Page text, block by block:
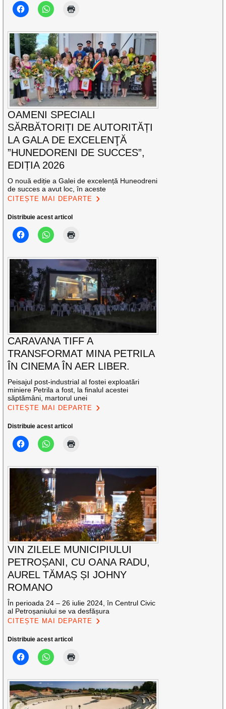
OAMENI SPECIALI
SĂRBĂTORIȚI DE AUTORITĂȚI
LA GALA DE EXCELENŢĂ
”HUNEDORENI DE SUCCES”,
EDIȚIA 2026
O nouă ediție a Galei de excelență Huneodreni
de succes a avut loc, în aceste
CITEȘTE MAI DEPARTE
Distribuie acest articol
CARAVANA TIFF A
TRANSFORMAT MINA PETRILA
ÎN CINEMA ÎN AER LIBER.
Peisajul post-industrial al fostei exploatări
miniere Petrila a fost, la finalul acestei
săptămâni, martorul unei
CITEȘTE MAI DEPARTE
Distribuie acest articol
VIN ZILELE MUNICIPIULUI
PETROȘANI, CU OANA RADU,
AUREL TĂMAȘ ȘI JOHNY
ROMANO
În perioada 24 – 26 iulie 2024, în Centrul Civic
al Petroșaniului se va desfășura
CITEȘTE MAI DEPARTE
Distribuie acest articol